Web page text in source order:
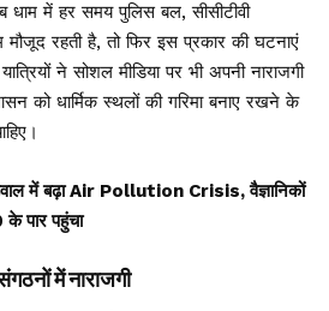
में हर समय पुलिस बल, सीसीटीवी
मौजूद रहती है, तो फिर इस प्रकार की घटनाएं
ने सोशल मीडिया पर भी अपनी नाराजगी
को धार्मिक स्थलों की गरिमा बनाए रखने के
में बढ़ा Air Pollution Crisis, वैज्ञानिकों
पार पहुंचा
में नाराजगी